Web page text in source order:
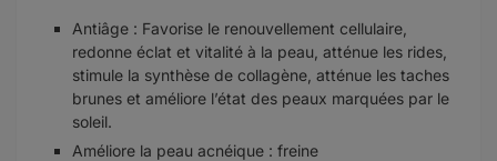
Antiâge : Favorise le renouvellement cellulaire
redonne éclat et vitalité à la peau, atténue les rides,
stimule la synthèse de collagène , atténue les taches
brunes et améliore l’état des peaux marquées par le
soleil.
Améliore la peau acnéique : freine